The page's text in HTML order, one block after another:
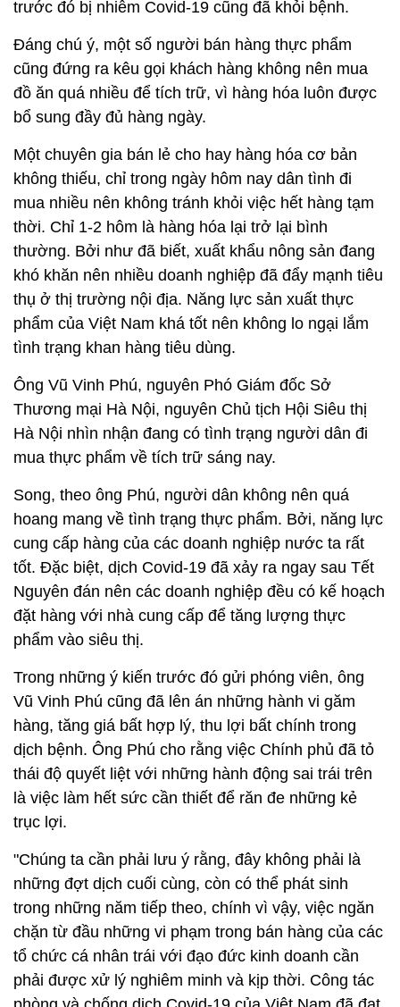
trước đó bị nhiễm Covid-19 cũng đã khỏi bệnh.
Đáng chú ý, một số người bán hàng thực phẩm
cũng đứng ra kêu gọi khách hàng không nên mua
đồ ăn quá nhiều để tích trữ, vì hàng hóa luôn được
bổ sung đầy đủ hàng ngày.
Một chuyên gia bán lẻ cho hay hàng hóa cơ bản
không thiếu, chỉ trong ngày hôm nay dân tình đi
mua nhiều nên không tránh khỏi việc hết hàng tạm
thời. Chỉ 1-2 hôm là hàng hóa lại trở lại bình
thường. Bởi như đã biết, xuất khẩu nông sản đang
khó khăn nên nhiều doanh nghiệp đã đẩy mạnh tiêu
thụ ở thị trường nội địa. Năng lực sản xuất thực
phẩm của Việt Nam khá tốt nên không lo ngại lắm
tình trạng khan hàng tiêu dùng.
Ông Vũ Vinh Phú, nguyên Phó Giám đốc Sở
Thương mại Hà Nội, nguyên Chủ tịch Hội Siêu thị
Hà Nội nhìn nhận đang có tình trạng người dân đi
mua thực phẩm về tích trữ sáng nay.
Song, theo ông Phú, người dân không nên quá
hoang mang về tình trạng thực phẩm. Bởi, năng lực
cung cấp hàng của các doanh nghiệp nước ta rất
tốt. Đặc biệt, dịch Covid-19 đã xảy ra ngay sau Tết
Nguyên đán nên các doanh nghiệp đều có kế hoạch
đặt hàng với nhà cung cấp để tăng lượng thực
phẩm vào siêu thị.
Trong những ý kiến trước đó gửi phóng viên, ông
Vũ Vinh Phú cũng đã lên án những hành vi găm
hàng, tăng giá bất hợp lý, thu lợi bất chính trong
dịch bệnh. Ông Phú cho rằng việc Chính phủ đã tỏ
thái độ quyết liệt với những hành động sai trái trên
là việc làm hết sức cần thiết để răn đe những kẻ
trục lợi.
"Chúng ta cần phải lưu ý rằng, đây không phải là
những đợt dịch cuối cùng, còn có thể phát sinh
trong những năm tiếp theo, chính vì vậy, việc ngăn
chặn từ đầu những vi phạm trong bán hàng của các
tổ chức cá nhân trái với đạo đức kinh doanh cần
phải được xử lý nghiêm minh và kịp thời. Công tác